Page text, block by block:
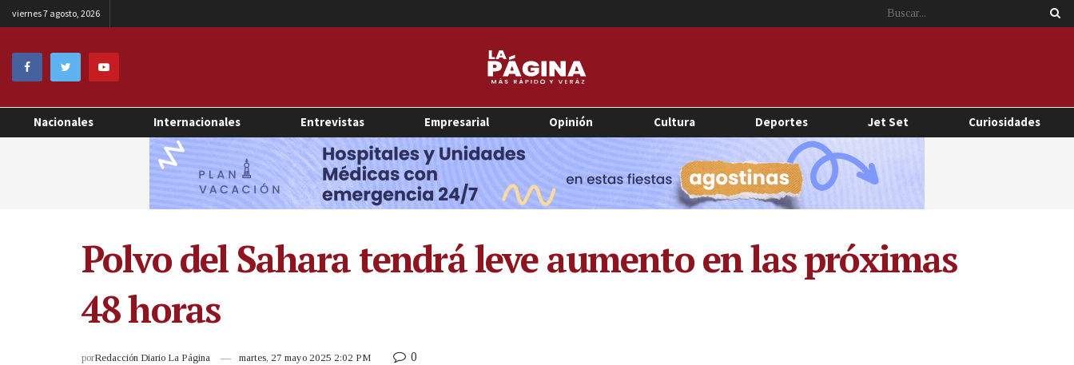
viernes 7 agosto, 2026
Nacionales Internacionales Entrevistas Empresarial Opinión Cultura Deportes Jet Set Curiosidades
Polvo del Sahara tendrá leve aumento en las próximas
48 horas
porRedacción Diario La Página martes, 27 mayo 2025 2:02 PM 0